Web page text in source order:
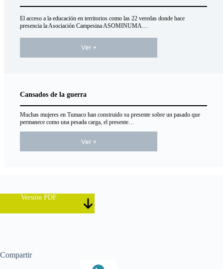
El acceso a la educación en territorios como las 22 veredas donde hace
presencia la Asociación Campesina ASOMINUMA…
Ver +
Cansados de la guerra
Muchas mujeres en Tumaco han construido su presente sobre un pasado que
permanece como una pesada carga, el presente…
Ver +
Versión PDF
Compartir